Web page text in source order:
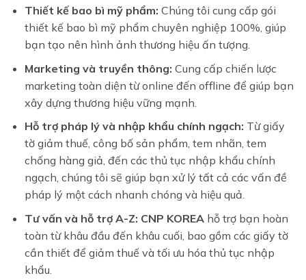
Thiết kế bao bì mỹ phẩm: Chúng tôi cung cấp gói
thiết kế bao bì mỹ phẩm chuyên nghiệp 100%, giúp
bạn tạo nên hình ảnh thương hiệu ấn tượng.
Marketing và truyền thông: Cung cấp chiến lược
marketing toàn diện từ online đến offline để giúp bạn
xây dựng thương hiệu vững mạnh.
Hỗ trợ pháp lý và nhập khẩu chính ngạch: Từ giấy
tờ giảm thuế, công bố sản phẩm, tem nhãn, tem
chống hàng giả, đến các thủ tục nhập khẩu chính
ngạch, chúng tôi sẽ giúp bạn xử lý tất cả các vấn đề
pháp lý một cách nhanh chóng và hiệu quả.
Tư vấn và hỗ trợ A-Z: CNP KOREAhỗ trợ bạn hoàn
toàn từ khâu đầu đến khâu cuối, bao gồm các giấy tờ
cần thiết để giảm thuế và tối ưu hóa thủ tục nhập
khẩu.